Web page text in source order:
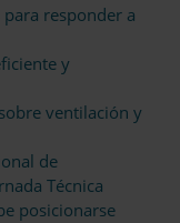
responder a
y
ventilación y
de
Técnica
posicionarse